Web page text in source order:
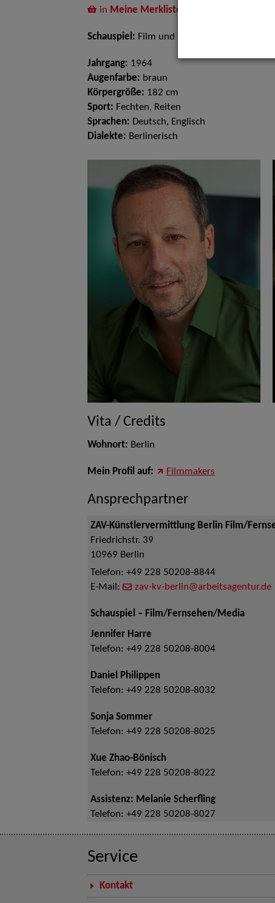
in Meine Merkliste
Schauspiel: Film und TV
Jahrgang: 1964
Augenfarbe: braun
Körpergröße: 182 cm
Sport: Fechten, Reiten
Sprachen: Deutsch, Englisch
Dialekte: Berlinerisch
Vita / Credits
Wohnort: Berlin
Mein Profil auf: Filmmakers
Ansprechpartner
ZAV-Künstlervermittlung Berlin Film/
Friedrichstr. 39
10969 Berlin
Telefon: +49 228 50208-8844
E-Mail:
zav-kv-berlin@arbeitsagentur.de
Schauspiel – Film/Fernsehen/Media
Jennifer Harre
Telefon: +49 228 50208-8004
Daniel Philippen
Telefon: +49 228 50208-8032
Sonja Sommer
Telefon: +49 228 50208-8025
Xue Zhao-Bönisch
Telefon: +49 228 50208-8022
Assistenz: Melanie Scherfling
Telefon: +49 228 50208-8027
Service
Kontakt